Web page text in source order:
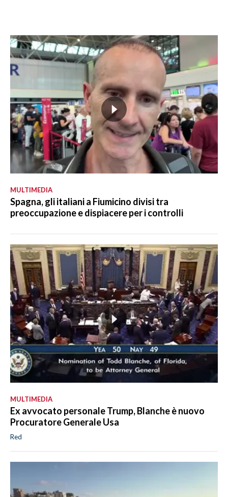
MULTIMEDIA
Spagna, gli italiani a Fiumicino divisi tra
preoccupazione e dispiacere per i controlli
MULTIMEDIA
Ex avvocato personale Trump, Blanche è nuovo
Procuratore Generale Usa
Red